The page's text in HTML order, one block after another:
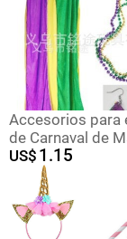
Accesorios para
de Carnaval de
Máscara Tricolor,
de Moño, Cadena
Cuentas
Conjunto para
Carnaval
US$ 1.15